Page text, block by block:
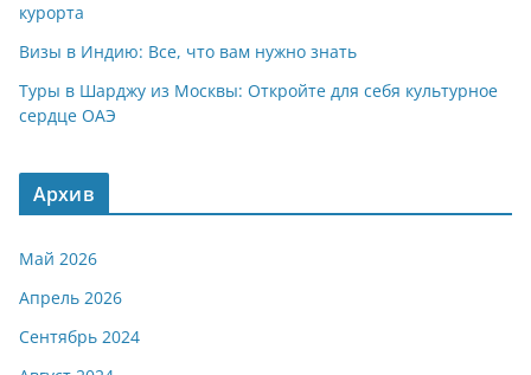
курорта
Визы в Индию: Все, что вам нужно знать
Туры в Шарджу из Москвы: Откройте для себя культурное
сердце ОАЭ
Архив
Май 2026
Апрель 2026
Сентябрь 2024